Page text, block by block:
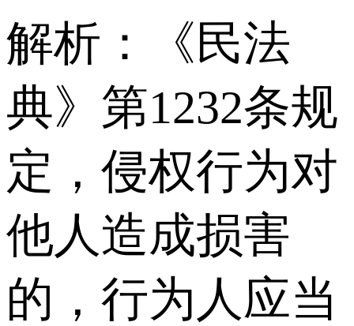
解析：《民法
典》第1232条规
定，侵权行为对
他人造成损害
的，行为人应当